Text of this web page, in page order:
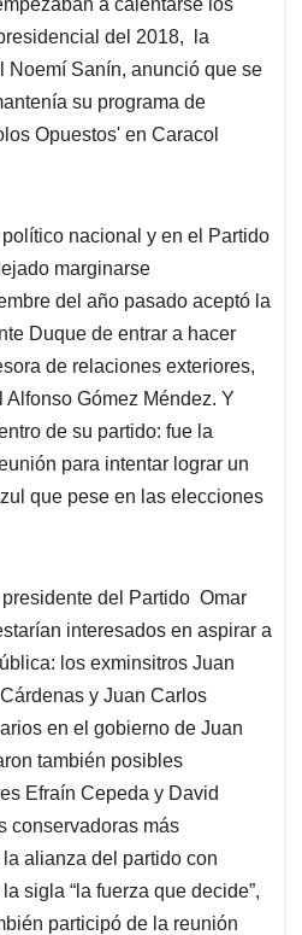
a
d
s
del 2018, la
Noemí Sanín, anunció que se
su programa de
Opuestos' en Caracol
nacional y en el Partido
marginarse
del año pasado aceptó la
Duque de entrar a hacer
de relaciones exteriores,
Gómez Méndez. Y
de su partido: fue la
para intentar lograr un
que pese en las elecciones
del Partido Omar
interesados en aspirar a
los exminsitros Juan
y Juan Carlos
en el gobierno de Juan
también posibles
Efraín Cepeda y David
conservadoras más
alianza del partido con
sigla “la fuerza que decide”,
participó de la reunión